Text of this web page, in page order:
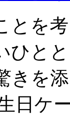
とを
ひと
きを
日ケ